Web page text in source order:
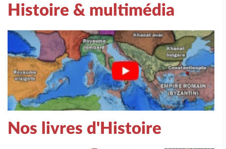
Histoire & multimédia
Nos livres d'Histoire